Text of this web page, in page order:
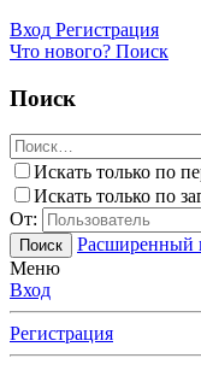
Вход Регистрация
Что нового? Поиск
Поиск
Искать только по
Искать только по
От:
Поиск
Расширенный
Меню
Вход
Регистрация